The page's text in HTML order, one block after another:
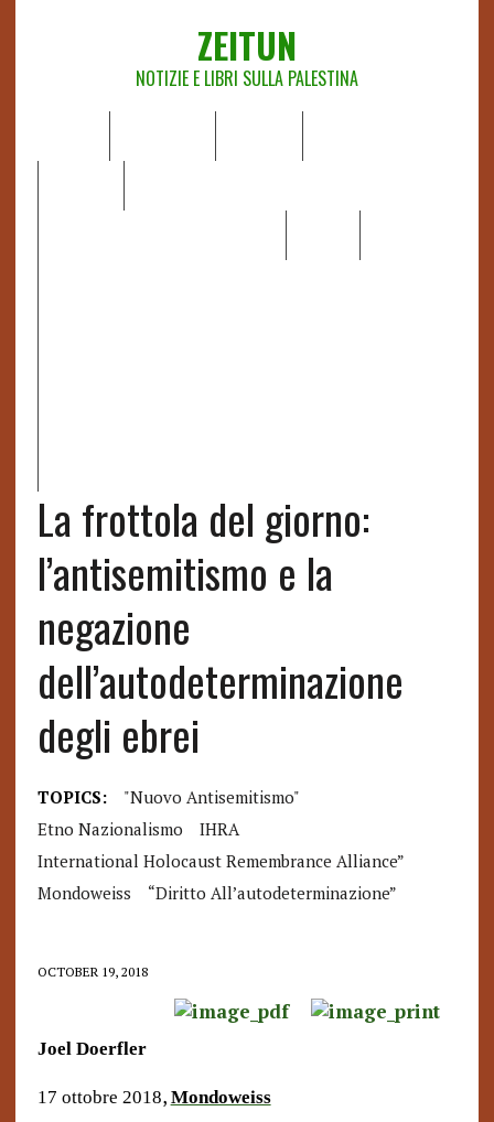
ZEITUN
NOTIZIE E LIBRI SULLA PALESTINA
La frottola del giorno:
l’antisemitismo e la
negazione
dell’autodeterminazione
degli ebrei
TOPICS:
"nuovo Antisemitismo"
Etno Nazionalismo
IHRA
International Holocaust Remembrance Alliance”
Mondoweiss
“diritto All’autodeterminazione”
OCTOBER 19, 2018
Joel Doerfler
17 ottobre 2018, Mondoweiss